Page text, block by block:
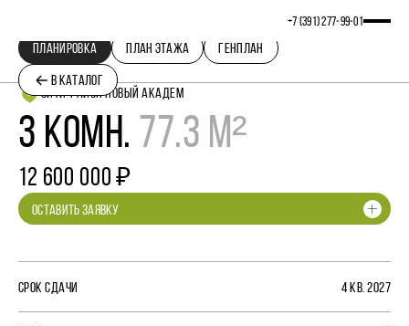
+7 (391) 277‒99‒01
В КАТАЛОГ
ПЛАНИРОВКА ПЛАН ЭТАЖА ГЕНПЛАН
СИТИ-РАЙОН НОВЫЙ АКАДЕМ
3 КОМН. 77.3 М²
12 600 000 ₽
ОСТАВИТЬ ЗАЯВКУ
СРОК СДАЧИ 4 КВ. 2027